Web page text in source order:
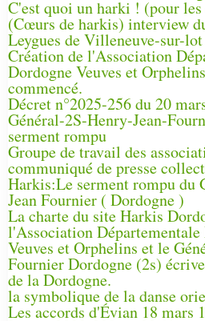
C'est quoi un harki ! (pour
(Cœurs de harkis) interview
Leygues de Villeneuve-sur-
Création de l'Association
Dordogne Veuves et
commencé.
Décret n°2025-256 du 20
Général-2S-Henry-Jean-
serment rompu
Groupe de travail des
communiqué de presse
Harkis:Le serment rompu du
Jean Fournier ( Dordogne )
La charte du site Harkis
l'Association
Veuves et Orphelins et le
Fournier Dordogne (2s)
de la Dordogne.
la symbolique de la danse
Les accords d'Évian 18 mars